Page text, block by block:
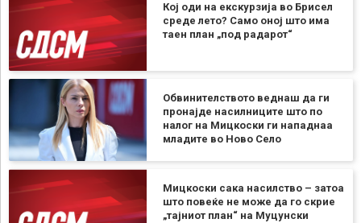
Кој оди на екскурзија во Брисел
среде лето? Само оној што има
таен план „под радарот“
Обвинителството веднаш да ги
пронајде насилниците што по
налог на Мицкоски ги нападнаа
младите во Ново Село
Мицкоски сака насилство – затоа
што повеќе не може да го скрие
„тајниот план“ на Муцунски